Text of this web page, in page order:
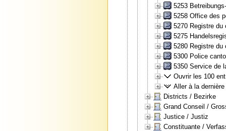
5253
5258 Office des
5270 Registre du
5275
5280 Registre du
5300 Police
5350 Service de
Ouvrir les 100
Aller à la
Districts / Bezirke
Grand Conseil /
Justice / Justiz
Constituante /